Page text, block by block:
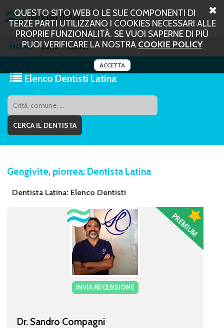
QUESTO SITO WEB O LE SUE COMPONENTI DI
TERZE PARTI UTILIZZANO I COOKIES NECESSARI ALLE
PROPRIE FUNZIONALITÀ. SE VUOI SAPERNE DI PIÙ
PUOI VERIFICARE LA NOSTRA COOKIE POLICY
ACCETTA
HOME Lazio Latina
Elenco Dentisti Latina
Gengivite, piorrea: Dentista Latina
Dentista Latina: Elenco Dentisti
INVIA RECENSIONE
Dr. Sandro Compagni